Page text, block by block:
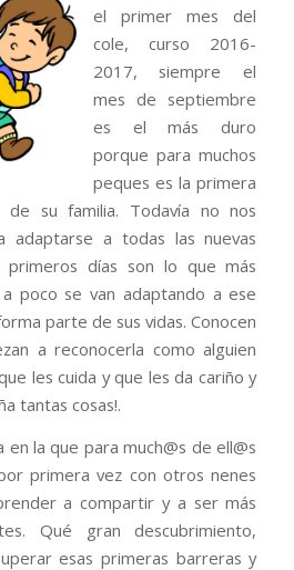
el primer mes del
cole, curso 2016-
2017, siempre el
mes de septiembre
es el más duro
porque para muchos
peques es la primera
su familia. Todavía no nos
adaptarse a todas las nuevas
primeros días son lo que más
poco se van adaptando a ese
parte de sus vidas. Conocen
a reconocerla como alguien
les cuida y que les da cariño y
tantas cosas!.
la que para much@s de ell@s
primera vez con otros nenes
a compartir y a ser más
Qué gran descubrimiento,
esas primeras barreras y